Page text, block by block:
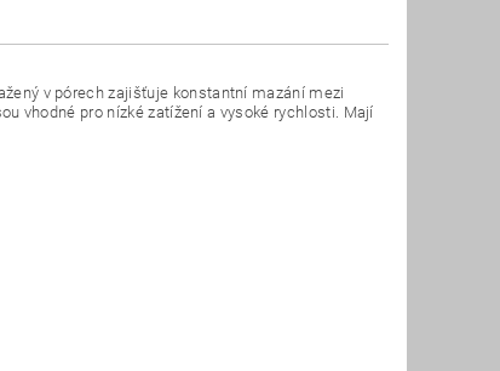
v pórech zajišťuje konstantní mazání mezi
vhodné pro nízké zatížení a vysoké rychlosti. Mají